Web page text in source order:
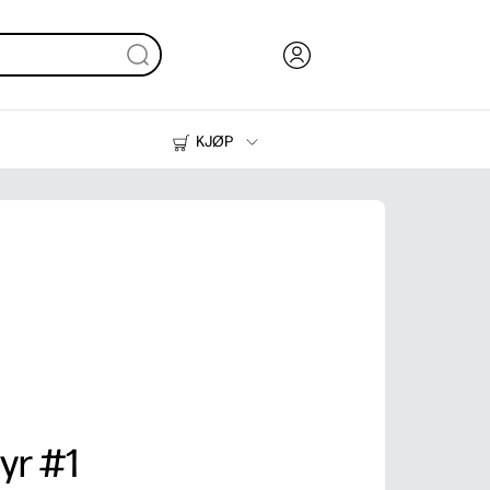
KJØP
Skrivere
#1